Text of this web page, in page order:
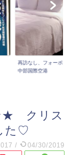
再訪なし、フォーポイ
中部国際空港
クリス
た♡
/ 04/30/2019